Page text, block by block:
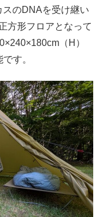
のDNAを受け継い
方形フロアとなって
（H）
す。